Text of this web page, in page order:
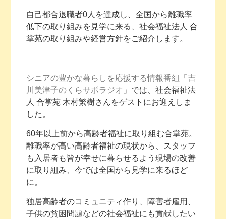
自己都合退職者0人を達成し、全国から離職率
低下の取り組みを見学に来る、社会福祉法人 合
掌苑の取り組みや経営方針をご紹介します。
シニアの豊かな暮らしを応援する情報番組「吉
川美津子のくらサポラジオ」 では、社会福祉法
人 合掌苑 木村繁樹さんをゲストにお迎えしま
した。
60年以上前から高齢者福祉に取り組む合掌苑。
離職率が高い高齢者福祉の現状から、スタッフ
も入居者も皆が幸せに暮らせるよう現場の改善
に取り組み、今では全国から見学に来るほど
に。
独居高齢者のコミュニティ作り、障害者雇用、
子供の貧困問題などの社会福祉にも貢献したい